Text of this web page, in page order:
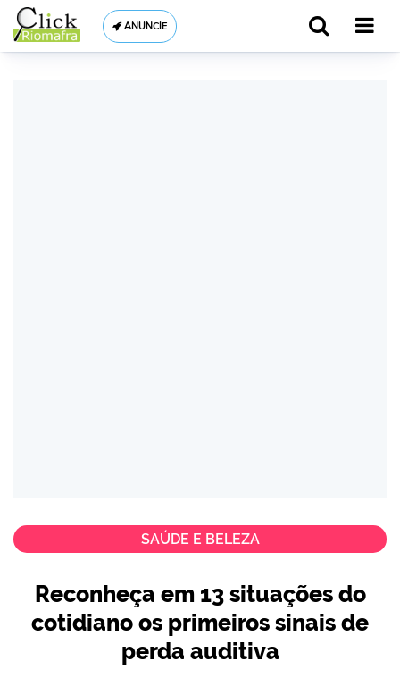
ANUNCIE
SAÚDE E BELEZA
Reconheça em 13 situações do
cotidiano os primeiros sinais de
perda auditiva